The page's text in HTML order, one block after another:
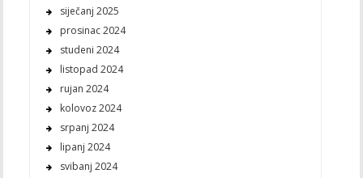
siječanj 2025
prosinac 2024
studeni 2024
listopad 2024
rujan 2024
kolovoz 2024
srpanj 2024
lipanj 2024
svibanj 2024